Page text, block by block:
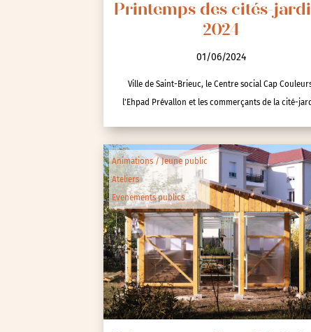
Printemps des cités-
2024
01/06/2024
Ville de Saint-Brieuc, le Centre social Cap
l'Ehpad Prévallon et les commerçants de la cité-
Animations / Jeune public
Ateliers
Evenements publics